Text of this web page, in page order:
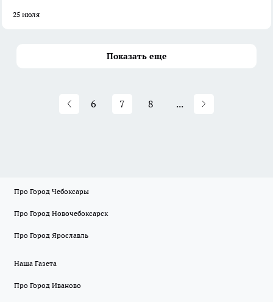
25 июля
Показать еще
6 7 8 ...
Про Город Чебоксары
Про Город Новочебоксарск
Про Город Ярославль
Наша Газета
Про Город Иваново